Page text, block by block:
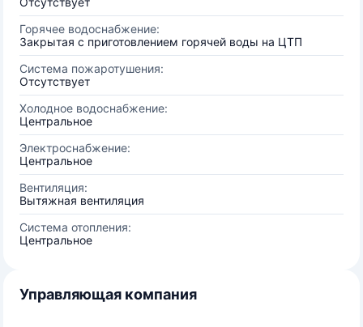
Горячее водоснабжение:
Закрытая с приготовлением горячей воды на ЦТП
Система пожаротушения:
Отсутствует
Холодное водоснабжение:
Центральное
Электроснабжение:
Центральное
Вентиляция:
Вытяжная вентиляция
Система отопления:
Центральное
Управляющая компания